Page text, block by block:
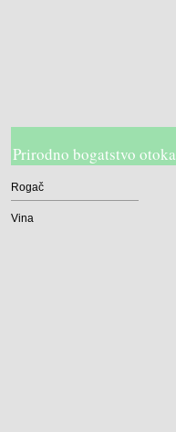
Prirodno bogatstvo otoka
Rogač
Vina